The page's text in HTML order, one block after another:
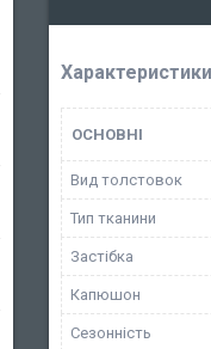
Характеристики
ОСНОВНІ
Вид толстовок
Тип тканини
Застібка
Капюшон
Сезонність